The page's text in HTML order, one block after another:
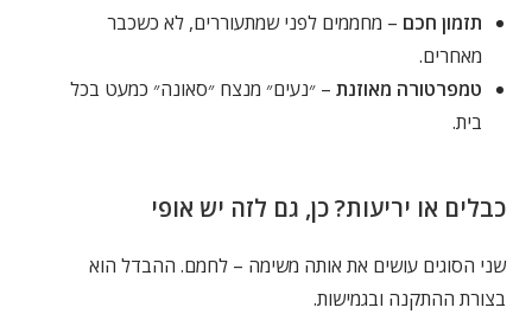
תזמון חכם – מחממים לפני שמתעוררים, לא כשכבר
מאחרים.
טמפרטורה מאוזנת – ״נעים״ מנצח ״סאונה״ כמעט בכל
בית.
כבלים או יריעות? כן, גם לזה יש אופי
שני הסוגים עושים את אותה משימה – לחמם. ההבדל הוא
בצורת ההתקנה ובגמישות.